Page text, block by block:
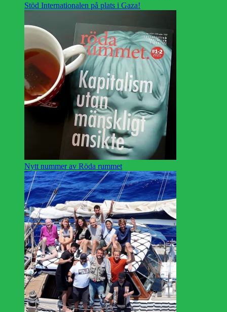
Stöd Internationalen på plats i Gaza!
Nytt nummer av Röda rummet